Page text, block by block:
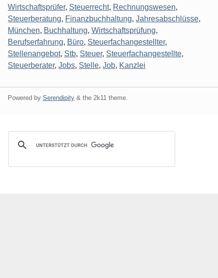
Wirtschaftsprüfer, Steuerrecht, Rechnungswesen,
Steuerberatung, Finanzbuchhaltung, Jahresabschlüsse,
München, Buchhaltung, Wirtschaftsprüfung,
Berufserfahrung, Büro, Steuerfachangestellter,
Stellenangebot, Stb, Steuer, Steuerfachangestellte,
Steuerberater, Jobs, Stelle, Job, Kanzlei
Powered by Serendipity & the 2k11 theme.